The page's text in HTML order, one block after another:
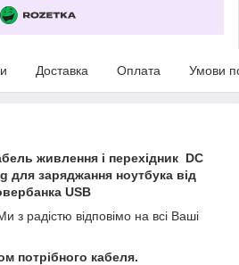
Доставка Оплата Умови
живлення і перехідник DC
для заряджання ноутбука від
USB
з радістю відповімо на всі Ваші
потрібного кабеля.